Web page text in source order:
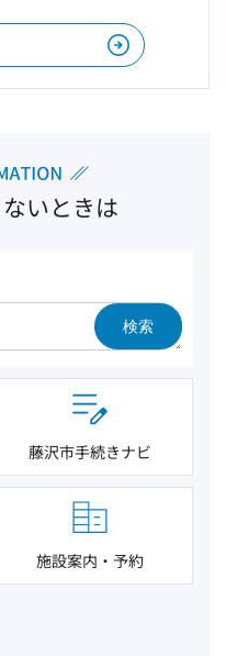
いときは
検索
藤沢市手続きナビ
施設案内・予約